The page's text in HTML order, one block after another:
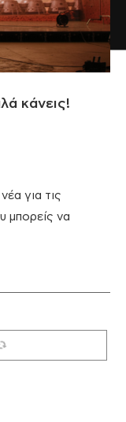
κάνεις!
για τις
μπορείς να